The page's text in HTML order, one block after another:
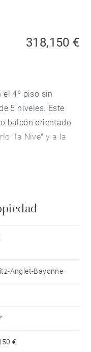
318,150 €
el 4º piso sin
5 niveles. Este
balcón orientado
"la Nive" y a la
adicional
tiendas.
Anglet-Bayonne
€